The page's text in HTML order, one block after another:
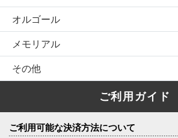
オルゴール
メモリアル
その他
ご利用ガイド
ご利用可能な決済方法について